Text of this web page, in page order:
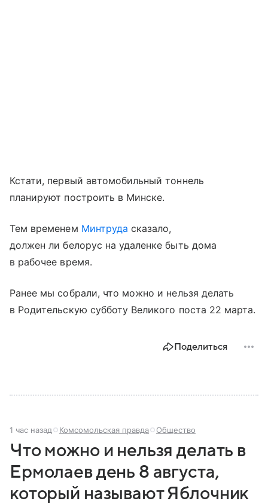
Кстати, первый автомобильный тоннель
планируют построить в Минске.
Тем временем Минтруда сказало,
должен ли белорус на удаленке быть дома
в рабочее время.
Ранее мы собрали, что можно и нельзя делать
в Родительскую субботу Великого поста 22 марта.
Поделиться
1 час назад Комсомольская правда Общество
Что можно и нельзя делать в
Ермолаев день 8 августа,
который называют Яблочник